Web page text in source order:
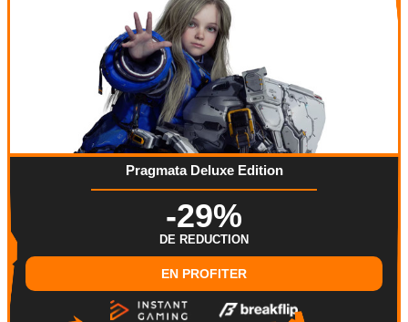
Pragmata Deluxe Edition
-29%
DE REDUCTION
EN PROFITER